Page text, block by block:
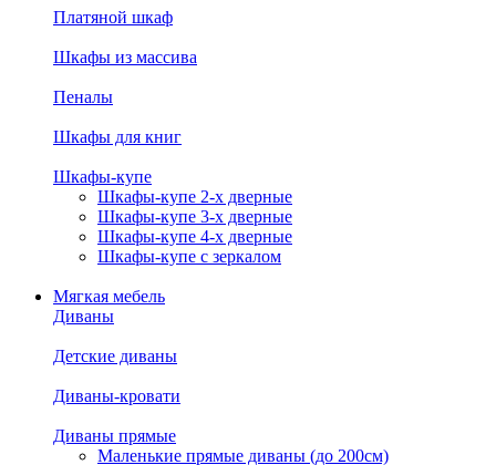
Платяной шкаф
Шкафы из массива
Пеналы
Шкафы для книг
Шкафы-купе
Шкафы-купе 2-х дверные
Шкафы-купе 3-х дверные
Шкафы-купе 4-х дверные
Шкафы-купе с зеркалом
Мягкая мебель
Диваны
Детские диваны
Диваны-кровати
Диваны прямые
Маленькие прямые диваны (до 200см)